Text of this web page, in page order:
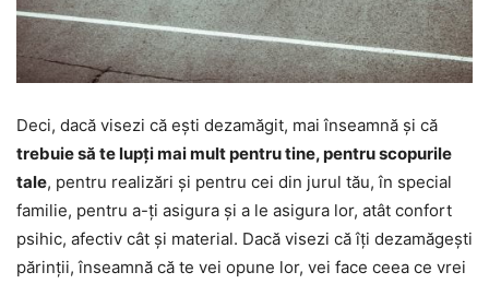
Deci, dacă visezi că ești dezamăgit, mai înseamnă și că
trebuie să te lupți mai mult pentru tine, pentru scopurile
tale, pentru realizări și pentru cei din jurul tău, în special
familie, pentru a-ți asigura și a le asigura lor, atât confort
psihic, afectiv cât și material. Dacă visezi că îți dezamăgești
părinții, înseamnă că te vei opune lor, vei face ceea ce vrei